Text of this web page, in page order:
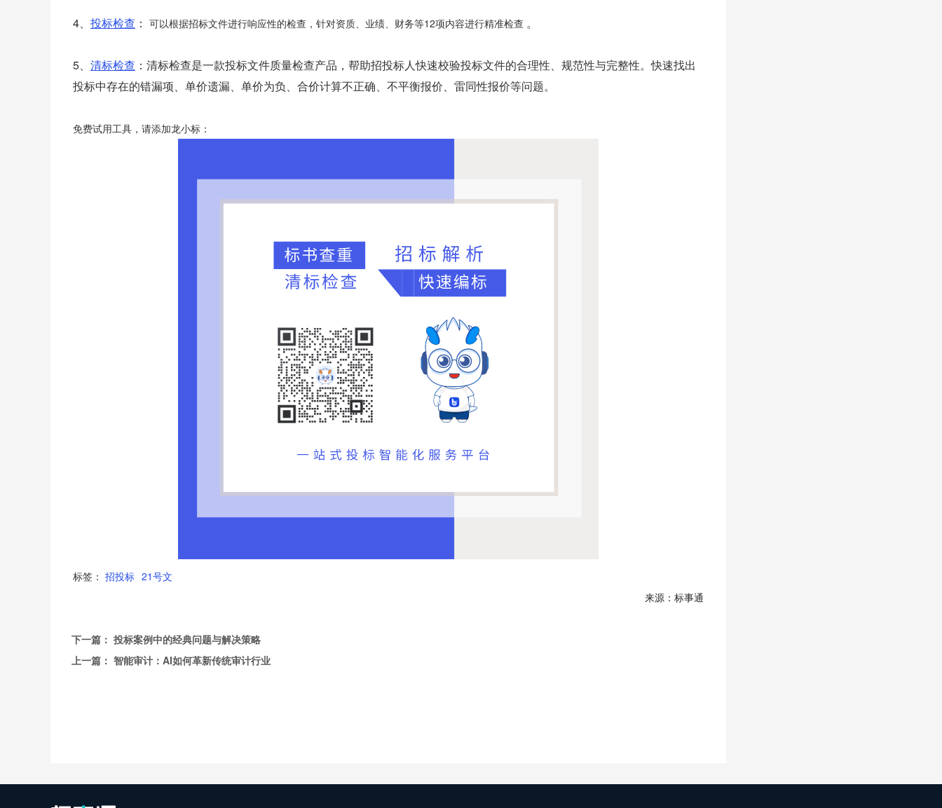
4、 投标检查 ： 可以根据招标文件进行响应性的检查，针对资质、业绩、财务等12项内容进行精准检查 。
5、 清标检查 ：清标检查是一款投标文件质量检查产品，帮助招投标人快速校验投标文件的合理性、规范性与完整性。快速找出
投标中存在的错漏项、单价遗漏、单价为负、合价计算不正确、不平衡报价、雷同性报价等问题。
免费试用工具，请添加龙小标：
标签： 招投标 21号文
来源：标事通
下一篇： 投标案例中的经典问题与解决策略
上一篇： 智能审计：AI如何革新传统审计行业